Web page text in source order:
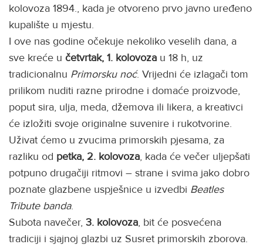
kolovoza 1894., kada je otvoreno prvo javno uređeno
kupalište u mjestu.
I ove nas godine očekuje nekoliko veselih dana, a
sve kreće u četvrtak, 1. kolovoza u 18 h, uz
tradicionalnu Primorsku noć. Vrijedni će izlagači tom
prilikom nuditi razne prirodne i domaće proizvode,
poput sira, ulja, meda, džemova ili likera, a kreativci
će izložiti svoje originalne suvenire i rukotvorine.
Uživat ćemo u zvucima primorskih pjesama, za
razliku od petka, 2. kolovoza, kada će večer uljepšati
potpuno drugačiji ritmovi – strane i svima jako dobro
poznate glazbene uspješnice u izvedbi Beatles
Tribute banda.
Subota navečer, 3. kolovoza, bit će posvećena
tradiciji i sjajnoj glazbi uz Susret primorskih zborova.